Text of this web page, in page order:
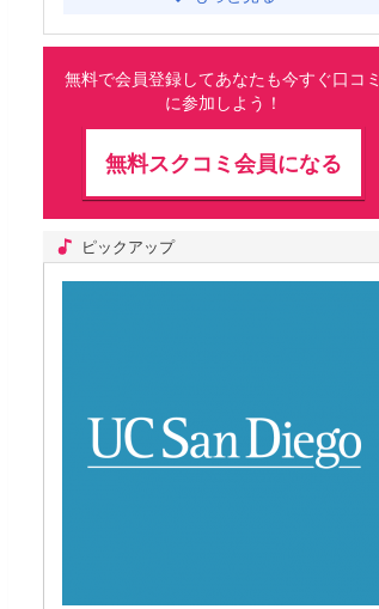
無料で会員登録してあなたも今すぐ口コミ
に参加しよう！
無料スクコミ会員になる
ピックアップ